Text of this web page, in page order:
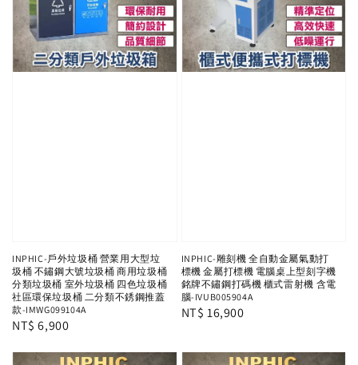
INPHIC-戶外垃圾桶 營業用大型垃
圾桶 不鏽鋼大號垃圾桶 商用垃圾桶
分類垃圾桶 室外垃圾桶 四色垃圾桶
社區環保垃圾桶 二分類不銹鋼推蓋
款-IMWG099104A
Regular
NT$ 6,900
INPHIC-雕刻機 全自動金屬氣動打
標機 金屬打標機 電腦桌上型刻字機
銘牌不鏽鋼打碼機 櫃式雷射機 含電
腦-IVUB005904A
Regular
NT$ 16,900